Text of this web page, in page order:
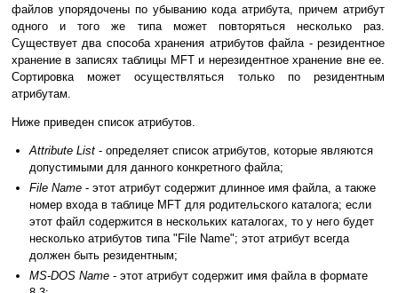
файлов упорядочены по убыванию кода атрибута, причем атрибут
одного и того же типа может повторяться несколько раз.
Существует два способа хранения атрибутов файла - резидентное
хранение в записях таблицы MFT и нерезидентное хранение вне ее.
Сортировка может осуществляться только по резидентным
атрибутам.
Ниже приведен список атрибутов.
Attribute List - определяет список атрибутов, которые являются
допустимыми для данного конкретного файла;
File Name - этот атрибут содержит длинное имя файла, а также
номер входа в таблице MFT для родительского каталога; если
этот файл содержится в нескольких каталогах, то у него будет
несколько атрибутов типа "File Name"; этот атрибут всегда
должен быть резидентным;
MS-DOS Name - этот атрибут содержит имя файла в формате